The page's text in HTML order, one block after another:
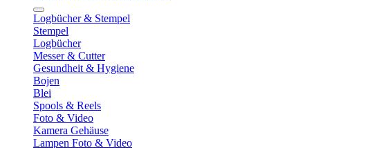
Logbücher & Stempel
Stempel
Logbücher
Messer & Cutter
Gesundheit & Hygiene
Bojen
Blei
Spools & Reels
Foto & Video
Kamera Gehäuse
Lampen Foto & Video